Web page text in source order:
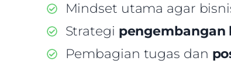
Mindset utama agar
Strategi pengembangan
Pembagian tugas dan